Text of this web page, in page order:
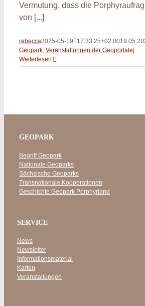
Vermutung, dass die
von [...]
rebecca2025-05-19T17:33:25+02:00
Geopark Veranstaltungen der Geoportale|
Weiterlesen
GEOPARK
Begriff Geopark
Nationale Geoparks
Sächsische Geoparks
Transnationale Kooperationen
Geschichte Geopark Porphyrland
SERVICE
News
Newsletter
Informationsmaterial
Karten
Veranstaltungen